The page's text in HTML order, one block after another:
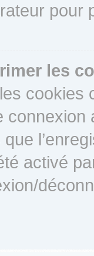
les
cookies
activé